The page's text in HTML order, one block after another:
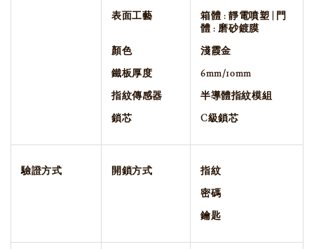
表面工藝
顏色
鐵板厚度
指紋傳感器
鎖芯
箱體 : 靜電噴塑 | 門
體 : 磨砂鍍膜
淺霞金
6mm/10mm
半導體指紋模組
C級鎖芯
驗證方式 開鎖方式
指紋
密碼
鑰匙